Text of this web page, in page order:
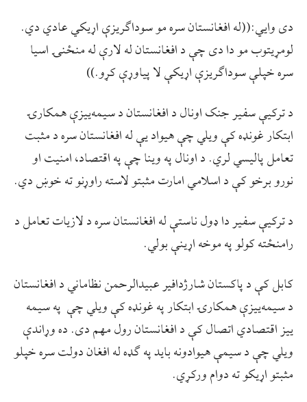
دی وایي:((له افغانستان سره مو سوداګریزې اړیکي عادي دي.
لومړیتوب مو دا دی چې د افغانستان له لارې له منځنۍ اسیا
سره خپلې سوداګریزې اړیکې لا پیاوړې کړو.))
د ترکیې سفیر جنک اونال د افغانستان د سیمه‌ییزې همکارۍ
ابتکار غونډه کې ویلي چې هیواد یې له افغانستان سره د مثبت
تعامل پالیسي لري. د اونال په وینا چې په اقتصاد، امنیت او
نورو برخو کې د اسلامي امارت مثبتو لاسته راوړنو ته خوښ دي.
د ترکیې سفیر دا ډول ناستې له افغانستان سره د لازیات تعامل د
رامنځته کولو په موخه اړینې بولي.
کابل کې د پاکستان شارژدافير عبیدالرحمن نظاماني د افغانستان
د سیمه‌ییزې همکارۍ ابتکار په غونډه کې ویلي چې په سيمه
ييز اقتصادي اتصال کې د افغانستان رول مهم دی. ده وړاندې
ویلي چې د سیمې هیوادونه باید په ګډه له افغان دولت سره خپلو
مثبتو اړیکو ته دوام ورکړي.